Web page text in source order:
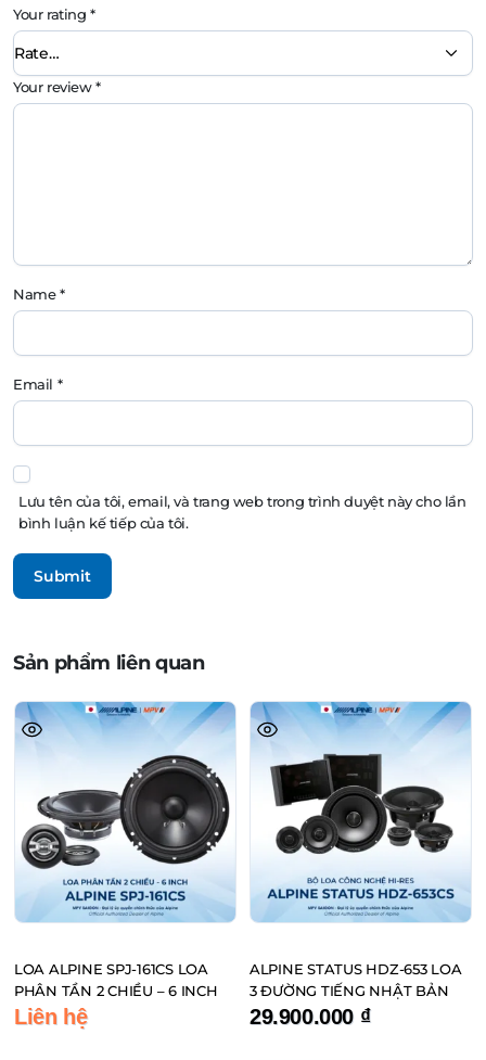
Your rating*
Your review*
Name*
Email *
Lưu tên của tôi, email, và trang web trong trình duyệt này cho lần
bình luận kế tiếp của tôi.
Sản phẩm liên quan
LOA ALPINE SPJ-161CS LOA
PHÂN TẦN 2 CHIỀU – 6 INCH
Liên hệ
ALPINE STATUS HDZ-653 LOA
3 ĐƯỜNG TIẾNG NHẬT BẢN
29.900.000 ₫